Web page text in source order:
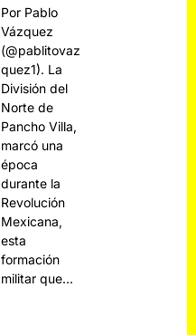
Por Pablo
Vázquez
(@pablitovaz
quez1). La
División del
Norte de
Pancho Villa,
marcó una
época
durante la
Revolución
Mexicana,
esta
formación
militar que…